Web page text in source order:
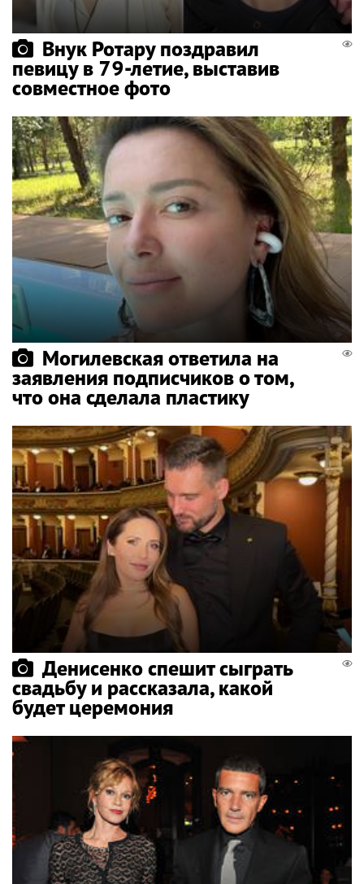
Внук Ротару поздравил
певицу в 79-летие, выставив
совместное фото
Могилевская ответила на
заявления подписчиков о том,
что она сделала пластику
Денисенко спешит сыграть
свадьбу и рассказала, какой
будет церемония